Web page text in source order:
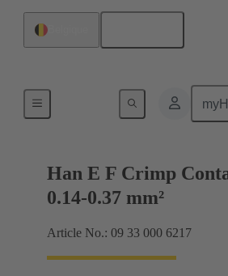
Han E F Crimp
0.14-0.37 mm²
Article No.: 09 33 000 6217